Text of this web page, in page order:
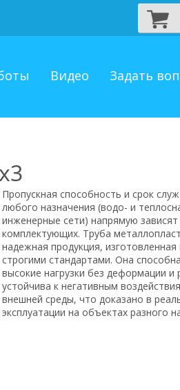
Видео Задать
Пропускная способность и срок
любого назначения (водо- и
инженерные сети) напрямую зависят
комплектующих. Труба
надежная продукция,
строгими стандартами. Она
высокие нагрузки без деформации и
устойчива к негативным
внешней среды, что доказано в
эксплуатации на объектах разного